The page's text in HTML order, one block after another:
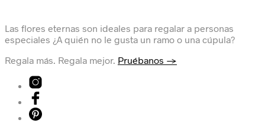
Las flores eternas son ideales para regalar a personas
especiales ¿A quién no le gusta un ramo o una cúpula?
Regala más. Regala mejor. Pruébanos →